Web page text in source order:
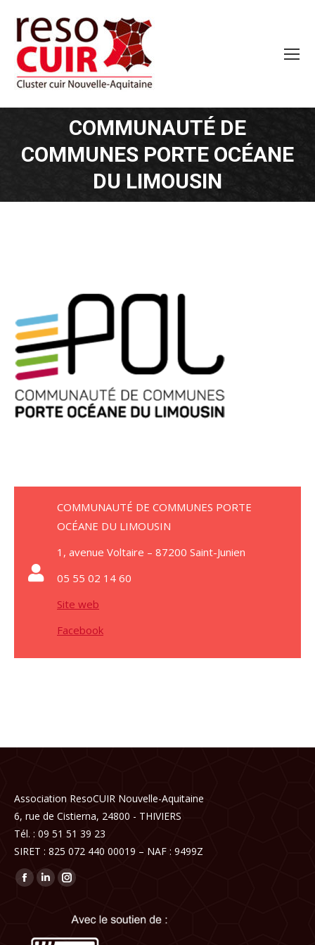
COMMUNAUTÉ DE
COMMUNES PORTE OCÉANE
DU LIMOUSIN
COMMUNAUTÉ DE COMMUNES PORTE
OCÉANE DU LIMOUSIN
1, avenue Voltaire – 87200 Saint-Junien
05 55 02 14 60
Site web
Facebook
Association ResoCUIR Nouvelle-Aquitaine
6, rue de Cistierna, 24800 - THIVIERS
Tél. : 09 51 51 39 23
SIRET : 825 072 440 00019 – NAF : 9499Z
Trouvez nous sur :
Facebook
in
LinkedIn
opens
in
Instagram
opens
in